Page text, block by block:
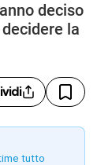
deciso
la
tutto